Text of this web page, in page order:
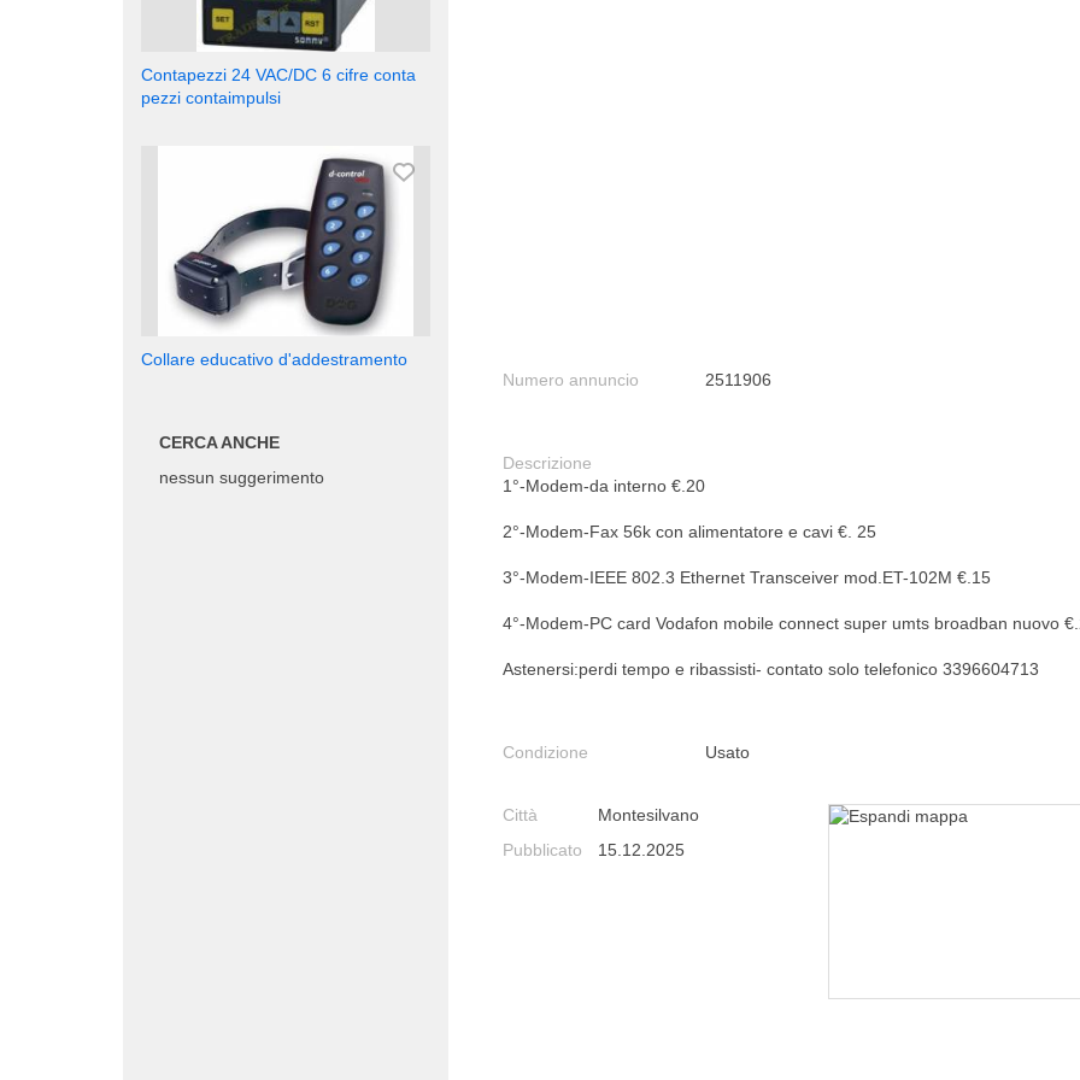
Numero annuncio 2511906
Descrizione
1°-Modem-da interno €.20
2°-Modem-Fax 56k con alimentatore e cavi €. 25
3°-Modem-IEEE 802.3 Ethernet Transceiver mod.ET-102M €.15
4°-Modem-PC card Vodafon mobile connect super umts broadban nuovo
Astenersi:perdi tempo e ribassisti- contato solo telefonico 3396604713
Condizione Usato
Città
Montesilvano
Pubblicato
15.12.2025
Contapezzi 24 VAC/DC 6 cifre conta
pezzi contaimpulsi
Collare educativo d'addestramento
CERCA ANCHE
nessun suggerimento